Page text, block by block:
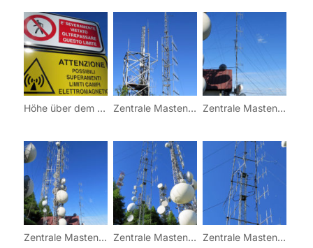
Höhe über dem Meer: 1099Koordinaten: 12° 31′ 35” Ost / 46° 05′ 16” Nord Datum der Bilder: 14.05.2014 Zentrale Mastengruppe 1 Zentrale Mastengruppe 1
Zentrale Mastengruppe 1 Zentrale Mastengruppe 1 Zentrale Mastengruppe 1